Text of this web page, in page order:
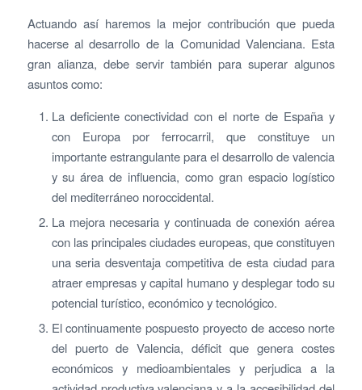
Actuando así haremos la mejor contribución que pueda
hacerse al desarrollo de la Comunidad Valenciana. Esta
gran alianza, debe servir también para superar algunos
asuntos como:
La deficiente conectividad con el norte de España y
con Europa por ferrocarril, que constituye un
importante estrangulante para el desarrollo de valencia
y su área de influencia, como gran espacio logístico
del mediterráneo noroccidental.
La mejora necesaria y continuada de conexión aérea
con las principales ciudades europeas, que constituyen
una seria desventaja competitiva de esta ciudad para
atraer empresas y capital humano y desplegar todo su
potencial turístico, económico y tecnológico.
El continuamente pospuesto proyecto de acceso norte
del puerto de Valencia, déficit que genera costes
económicos y medioambientales y perjudica a la